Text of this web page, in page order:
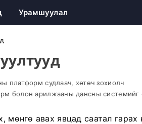
Урамшуулал
платформ судлаач, хөтөч зохиолч
болон арилжааны дансны системийг
мөнгө авах явцад саатал гарах